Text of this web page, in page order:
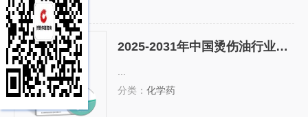
做了重点企业经营状况分析，最后分析了补血口服液行业
发展趋势与投资预测。您若想对补血口服液产业有个系统
的了解或者想投资补血口服液行业，本报告是您不可或缺
的重要工具。
统计局及市场调研数据，企业数据主要来自于国统计局规
模企业统计数据库及证券交易所等，价格数据主要来自于
各类市场监测数据库。
分类：化学药
2025-2031年中国烫伤油行
议报告
2025-2031年中国烫伤油行业运营现状及投资决策建议报告
分类： 化学药